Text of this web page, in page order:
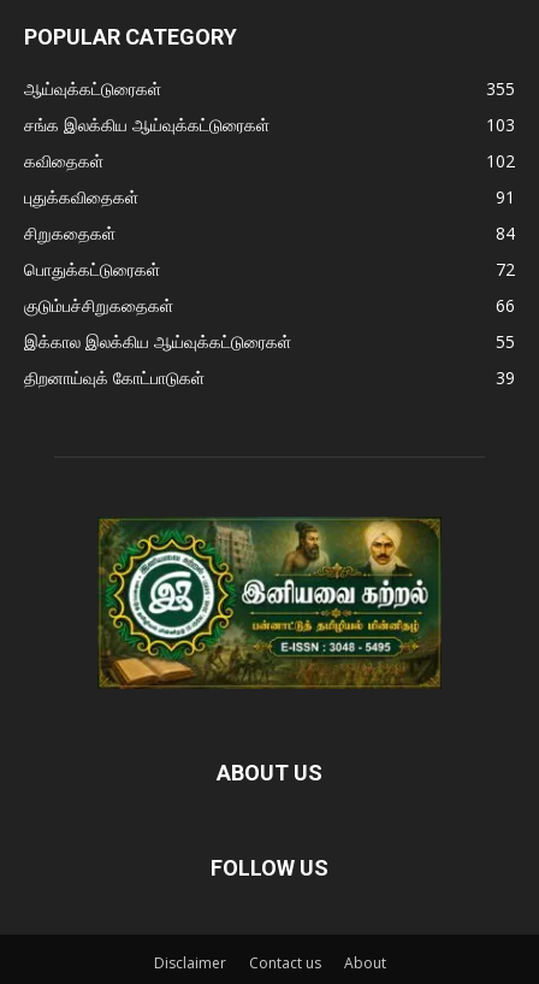
POPULAR CATEGORY
ஆய்வுக்கட்டுரைகள்
355
சங்க இலக்கிய ஆய்வுக்கட்டுரைகள்
103
கவிதைகள்
102
புதுக்கவிதைகள்
91
சிறுகதைகள்
84
பொதுக்கட்டுரைகள்
72
குடும்பச்சிறுகதைகள்
66
இக்கால இலக்கிய ஆய்வுக்கட்டுரைகள்
55
திறனாய்வுக் கோட்பாடுகள்
39
ABOUT US
FOLLOW US
Disclaimer Contact us About